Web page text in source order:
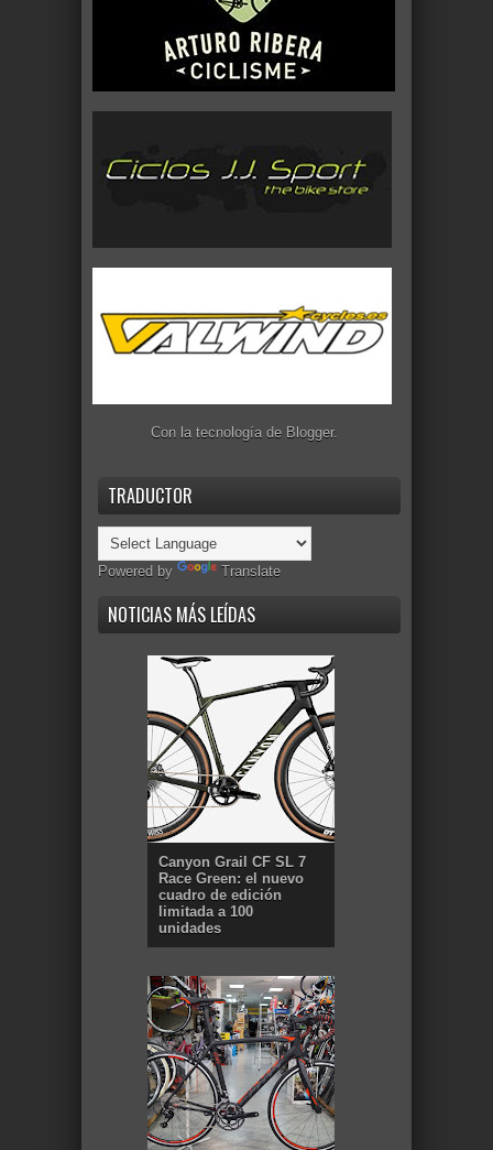
Con la tecnología de Blogger.
TRADUCTOR
Powered by Translate
NOTICIAS MÁS LEÍDAS
Canyon Grail CF SL 7
Race Green: el nuevo
cuadro de edición
limitada a 100
unidades